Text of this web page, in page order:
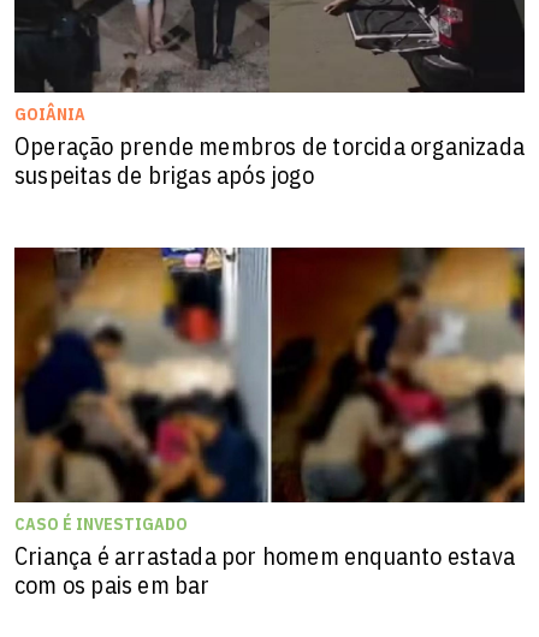
GOIÂNIA
Operação prende membros de torcida organizada
suspeitas de brigas após jogo
CASO É INVESTIGADO
Criança é arrastada por homem enquanto estava
com os pais em bar